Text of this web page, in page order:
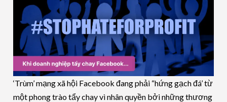
‘Trùm’ mạng xã hội Facebook đang phải “hứng gạch đá’ từ
một phong trào tẩy chay vì nhân quyền bởi những thương